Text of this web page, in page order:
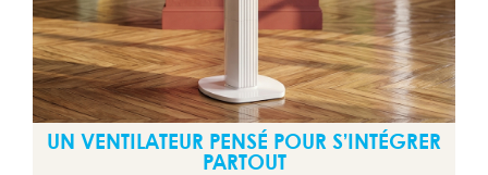
UN VENTILATEUR PENSÉ POUR S’INTÉGRER
PARTOUT